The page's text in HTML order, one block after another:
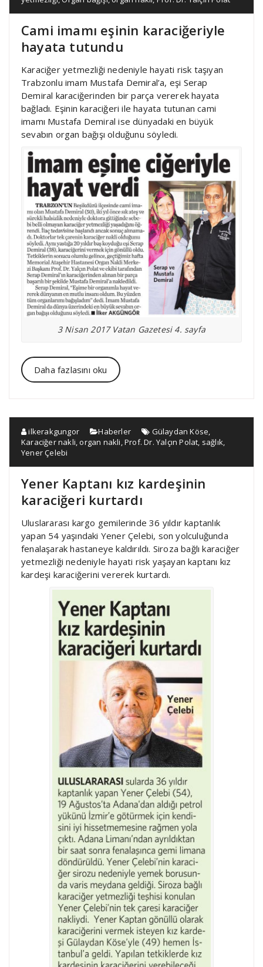
Cami imamı eşinin karaciğeriyle
hayata tutundu
Karaciğer yetmezliği nedeniyle hayati risk taşıyan
Trabzonlu imam Mustafa Demiral’a, eşi Serap
Demiral karaciğerinden bir parça vererek hayata
bağladı. Eşinin karaciğeri ile hayata tutunan cami
imamı Mustafa Demiral ise dünyadaki en büyük
sevabın organ bağışı olduğunu söyledi.
3 Nisan 2017 Vatan Gazetesi 4. sayfa
Daha fazlasını oku
ilkerakgungor Haberler Gülaydan Köse
Karaciğer nakli ,organ nakli ,Prof. Dr. Yalçın Polat sağlık
Yener Çelebi
Yener Kaptanı kız kardeşinin
karaciğeri kurtardı
Uluslararası kargo gemilerinde 36 yıldır kaptanlık
yapan 54 yaşındaki Yener Çelebi, son yolculuğunda
fenalaşarak hastaneye kaldırıldı. Siroza bağlı karaciğer
yetmezliği nedeniyle hayati risk yaşayan kaptanı kız
kardeşi karaciğerini vererek kurtardı.